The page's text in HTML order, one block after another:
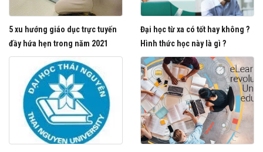
5 xu hướng giáo dục trực tuyến
đầy hứa hẹn trong năm 2021
Đại học từ xa có tốt hay không ?
Hình thức học này là gì ?